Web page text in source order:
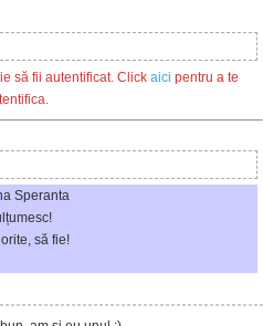
să fii autentificat. Click aici pentru a te
Speranta
să fie!